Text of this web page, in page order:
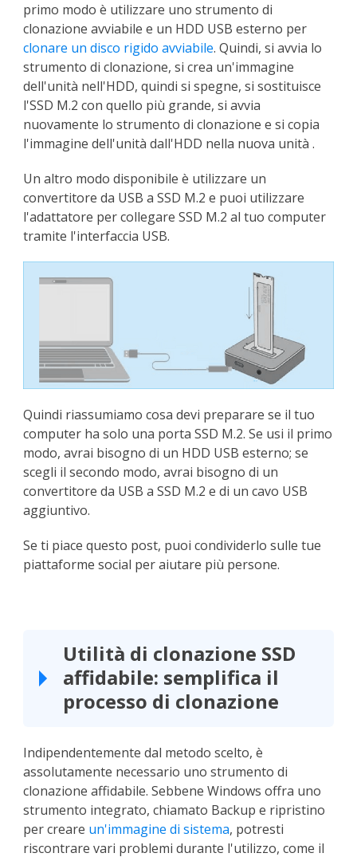
primo modo è utilizzare uno strumento di
clonazione avviabile e un HDD USB esterno per
clonare un disco rigido avviabile. Quindi, si avvia lo
strumento di clonazione, si crea un'immagine
dell'unità nell'HDD, quindi si spegne, si sostituisce
l'SSD M.2 con quello più grande, si avvia
nuovamente lo strumento di clonazione e si copia
l'immagine dell'unità dall'HDD nella nuova unità .
Un altro modo disponibile è utilizzare un
convertitore da USB a SSD M.2 e puoi utilizzare
l'adattatore per collegare SSD M.2 al tuo computer
tramite l'interfaccia USB.
Quindi riassumiamo cosa devi preparare se il tuo
computer ha solo una porta SSD M.2. Se usi il primo
modo, avrai bisogno di un HDD USB esterno; se
scegli il secondo modo, avrai bisogno di un
convertitore da USB a SSD M.2 e di un cavo USB
aggiuntivo.
Se ti piace questo post, puoi condividerlo sulle tue
piattaforme social per aiutare più persone.
Utilità di clonazione SSD
affidabile: semplifica il
processo di clonazione
Indipendentemente dal metodo scelto, è
assolutamente necessario uno strumento di
clonazione affidabile. Sebbene Windows offra uno
strumento integrato, chiamato Backup e ripristino
per creare un'immagine di sistema, potresti
riscontrare vari problemi durante l'utilizzo, come il